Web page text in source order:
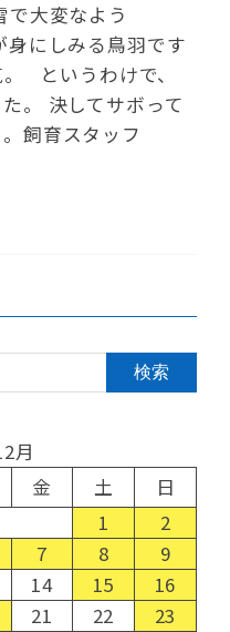
で大変なよう
身にしみる鳥羽です
というわけで、
。 決してサボって
飼育スタッフ
月
金 土
日
1
2
7 8
9
14 15
16
21 22
23